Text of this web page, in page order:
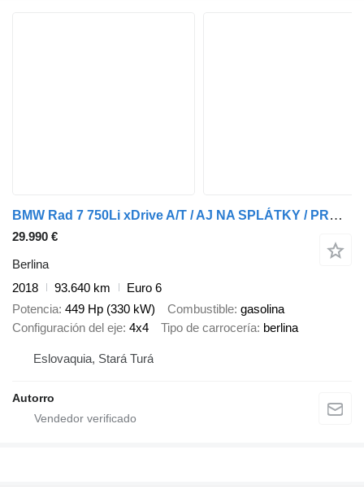
BMW Rad 7 750Li xDrive A/T / AJ NA SPLÁTKY / PROTIÚČET /
29.990 €
Berlina
2018
93.640 km
Euro 6
Potencia 449 Hp (330 kW) Combustible gasolina
Configuración del eje 4x4 Tipo de carrocería berlina
Eslovaquia, Stará Turá
Autorro